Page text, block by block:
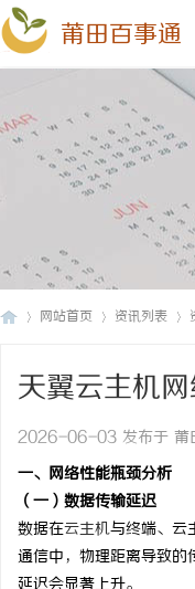
莆田百事通
网站首页 资讯列表
天翼云主机
2026-06-03 发布于 莆
一、网络性能瓶颈分析
（一）数据传输延迟
数据在云主机与终端、云
通信中，物理距离导致
延迟会显著上升。